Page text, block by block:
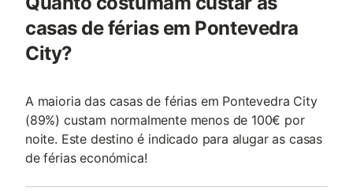
casas de férias em Pontevedra
City?
A maioria das casas de férias em Pontevedra City
(89%) custam normalmente menos de 100€ por
noite. Este destino é indicado para alugar as casas
de férias económica!